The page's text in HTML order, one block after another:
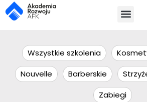
Wszystkie szkolenia
Nouvelle
Barberskie
Zabiegi